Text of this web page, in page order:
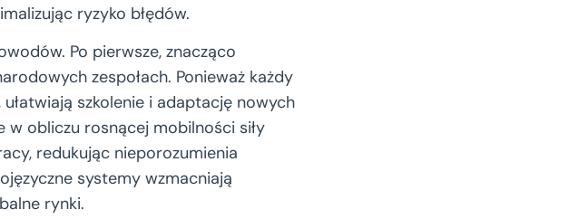
ryzyko błędów.
Po pierwsze, znacząco
zespołach. Ponieważ każdy
szkolenie i adaptację nowych
w obliczu rosnącej mobilności siły
redukując nieporozumienia
systemy wzmacniają
rynki.